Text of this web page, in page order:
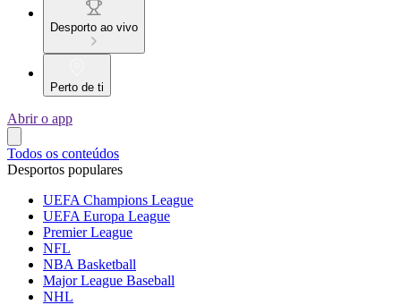
Desporto ao vivo
Perto de ti
Abrir o app
Todos os conteúdos
Desportos populares
UEFA Champions League
UEFA Europa League
Premier League
NFL
NBA Basketball
Major League Baseball
NHL